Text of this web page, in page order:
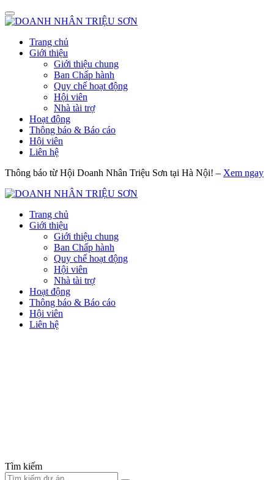
Trang chủ
Giới thiệu
Giới thiệu chung
Ban Chấp hành
Quy chế hoạt động
Hội viên
Nhà tài trợ
Hoạt động
Thông báo & Báo cáo
Hội viên
Liên hệ
Thông báo từ Hội Doanh Nhân Triệu Sơn tại Hà Nội! – Xem ngay
Trang chủ
Giới thiệu
Giới thiệu chung
Ban Chấp hành
Quy chế hoạt động
Hội viên
Nhà tài trợ
Hoạt động
Thông báo & Báo cáo
Hội viên
Liên hệ
Tìm kiếm